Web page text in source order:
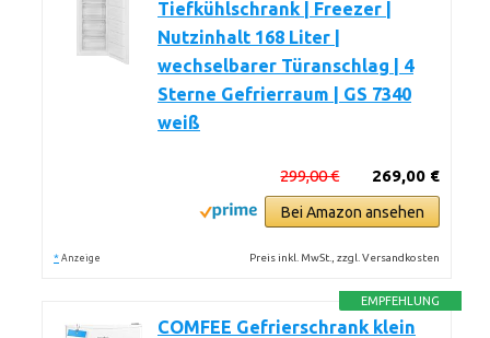
Tiefkühlschrank | Freezer |
Nutzinhalt 168 Liter |
wechselbarer Türanschlag | 4
Sterne Gefrierraum | GS 7340
weiß
269,00 €
299,00 €
Bei Amazon ansehen
* Anzeige Preis inkl. MwSt., zzgl. Versandkosten
EMPFEHLUNG
COMFEE Gefrierschrank klein